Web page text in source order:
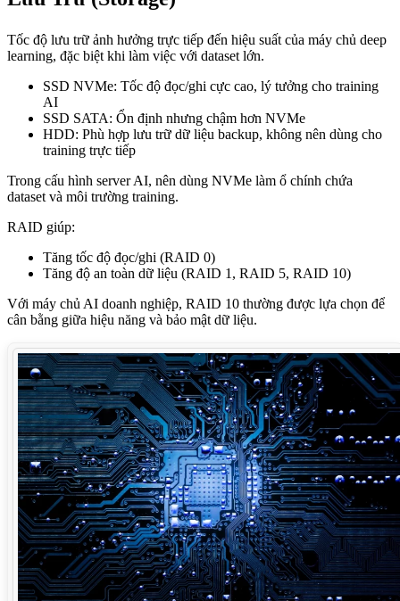
Tốc độ lưu trữ ảnh hưởng trực tiếp đến hiệu suất của máy chủ deep
learning, đặc biệt khi làm việc với dataset lớn.
SSD NVMe: Tốc độ đọc/ghi cực cao, lý tưởng cho training
AI
SSD SATA: Ổn định nhưng chậm hơn NVMe
HDD: Phù hợp lưu trữ dữ liệu backup, không nên dùng cho
training trực tiếp
Trong cấu hình server AI, nên dùng NVMe làm ổ chính chứa
dataset và môi trường training.
RAID giúp:
Tăng tốc độ đọc/ghi (RAID 0)
Tăng độ an toàn dữ liệu (RAID 1, RAID 5, RAID 10)
Với máy chủ AI doanh nghiệp, RAID 10 thường được lựa chọn để
cân bằng giữa hiệu năng và bảo mật dữ liệu.